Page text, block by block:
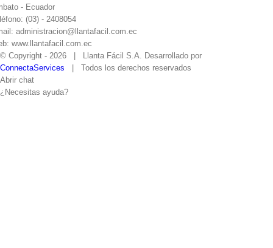
- Ecuador
(03) - 2408054
administracion@llantafacil.com.ec
www.llantafacil.com.ec
© Copyright - 2026 | Llanta Fácil S.A. Desarrollado por
ConnectaServices | Todos los derechos reservados
Abrir chat
¿Necesitas ayuda?